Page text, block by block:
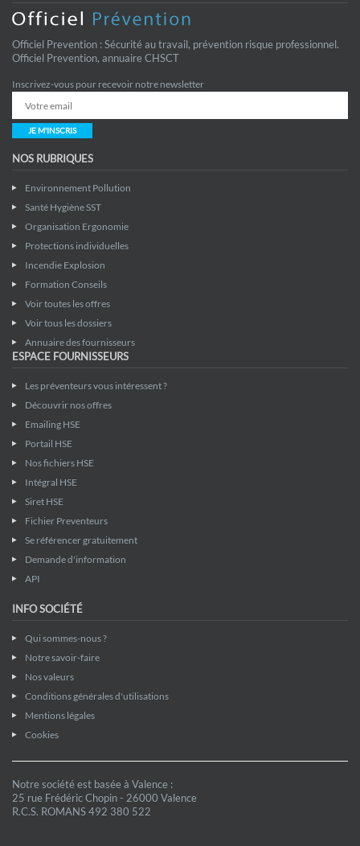
Officiel Prevention : Sécurité au travail, prévention risque professionnel.
Officiel Prevention, annuaire CHSCT
Inscrivez-vous pour recevoir notre newsletter
JE M'INSCRIS
NOS RUBRIQUES
Environnement Pollution
Santé Hygiène SST
Organisation Ergonomie
Protections individuelles
Incendie Explosion
Formation Conseils
Voir toutes les offres
Voir tous les dossiers
Annuaire des fournisseurs
ESPACE FOURNISSEURS
Les préventeurs vous intéressent ?
Découvrir nos offres
Emailing HSE
Portail HSE
Nos fichiers HSE
Intégral HSE
Siret HSE
Fichier Preventeurs
Se référencer gratuitement
Demande d'information
API
INFO SOCIÉTÉ
Qui sommes-nous ?
Notre savoir-faire
Nos valeurs
Conditions générales d'utilisations
Mentions légales
Cookies
Notre société est basée à Valence :
25 rue Frédéric Chopin - 26000 Valence
R.C.S. ROMANS 492 380 522